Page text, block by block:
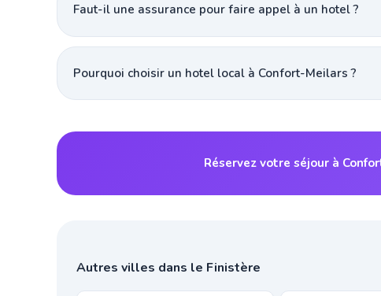
Faut-il une assurance pour faire appel à un hotel ?
Pourquoi choisir un hotel local à Confort-Meilars ?
Réservez votre séjour à
Autres villes dans le Finistère